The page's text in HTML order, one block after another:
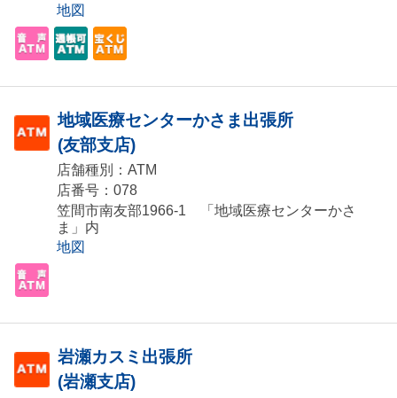
地図
地域医療センターかさま出張所
(友部支店)
店舗種別：ATM
店番号：078
笠間市南友部1966-1 「地域医療センターかさ
ま」内
地図
岩瀬カスミ出張所
(岩瀬支店)